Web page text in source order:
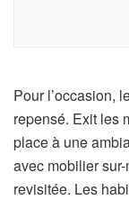
Pour l’occasion,
repensé. Exit les
place à une
avec mobilier
revisitée. Les